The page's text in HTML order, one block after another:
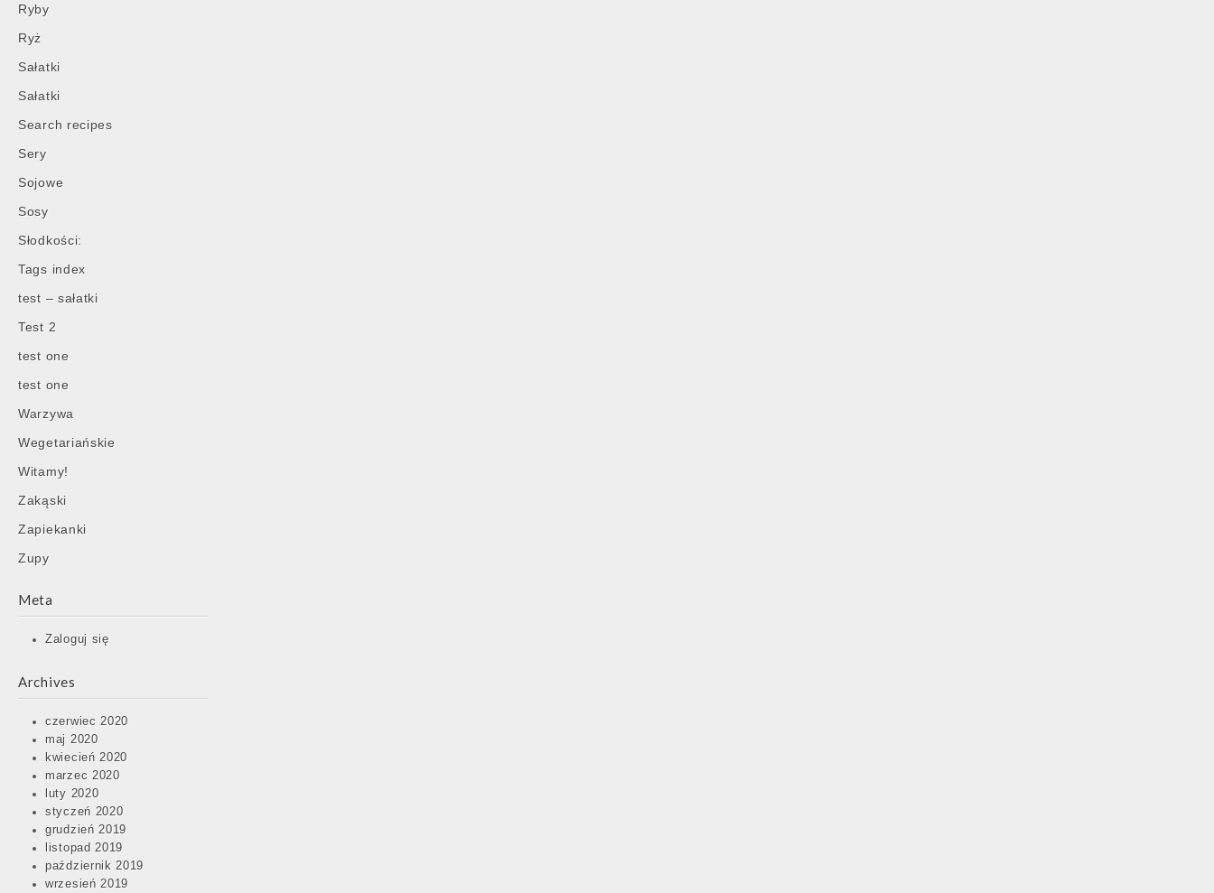
Ryby
Ryż
Sałatki
Sałatki
Search recipes
Sery
Sojowe
Sosy
Słodkości:
Tags index
test – sałatki
Test 2
test one
test one
Warzywa
Wegetariańskie
Witamy!
Zakąski
Zapiekanki
Zupy
Meta
Zaloguj się
Archives
czerwiec 2020
maj 2020
kwiecień 2020
marzec 2020
luty 2020
styczeń 2020
grudzień 2019
listopad 2019
październik 2019
wrzesień 2019